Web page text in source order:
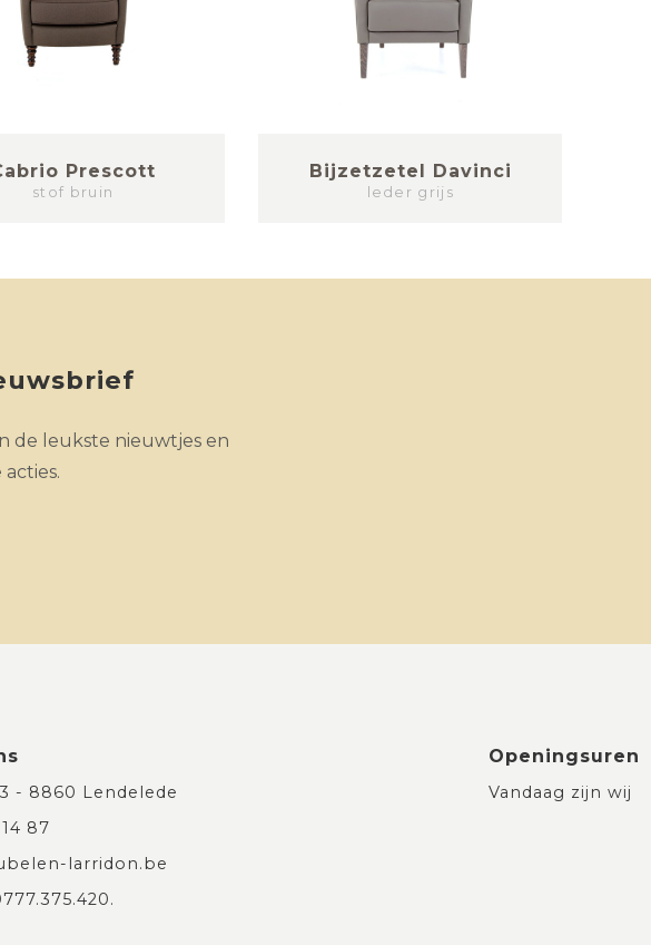
Prescott
stof bruin
Bijzetzetel Davinci
leder grijs
de leukste nieuwtjes en
- 8860 Lendelede
87
larridon.be
Openingsuren
Vandaag zijn wij